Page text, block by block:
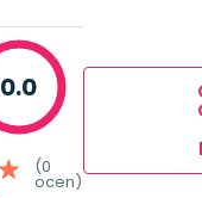
0.0
(0
ocen)